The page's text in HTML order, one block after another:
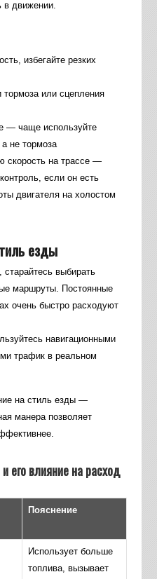
в движении.
избегайте резких
или сцепления
— чаще используйте
не тормоза
скорость на трассе —
если он есть
двигателя на холостом
езды
старайтесь выбирать
маршруты. Постоянные
очень быстро расходуют
навигационными
трафик в реальном
на стиль езды —
манера позволяет
его влияние на расход
Пояснение
Использует больше
топлива, вызывает